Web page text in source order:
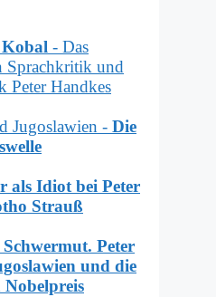
Kobal - Das
Sprachkritik und
Peter Handkes
Jugoslawien - Die
als Idiot bei Peter
Strauß
Peter
und die
Nobelpreis